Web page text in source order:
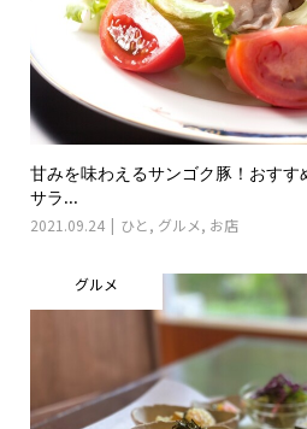
甘みを味わえるサンゴク豚！おす
サラ...
2021.09.24 ひと , グルメ, お店
グルメ